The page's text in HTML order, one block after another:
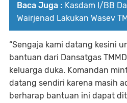
Baca Juga : Kasdam I/BB
Wairjenad Lakukan Wasev
“Sengaja kami datang kesini
bantuan dari Dansatgas
keluarga duka. Komandan
datang sendiri karena masih
berharap bantuan ini dapat